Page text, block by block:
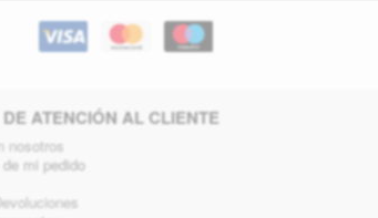
ATENCIÓN AL CLIENTE
nosotros
mi pedido